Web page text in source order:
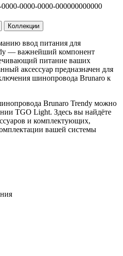
0000-0000-000000000000
Коллекции
ввод питания для
— важнейший компонент
питание ваших
аксессуар предназначен для
шинопровода Brunaro к
Brunaro Trendy можно
TGO Light. Здесь вы найдёте
и комплектующих,
вашей системы